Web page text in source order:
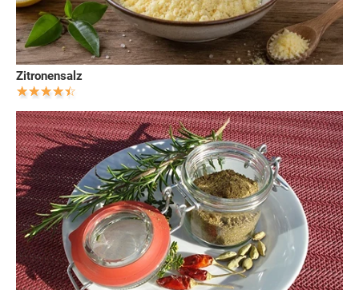
Zitronensalz